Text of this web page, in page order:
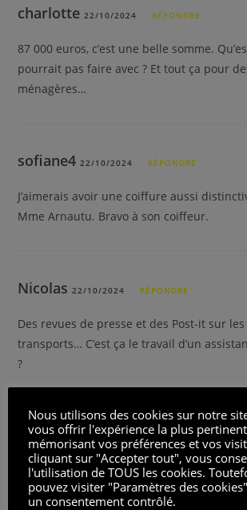
charlotte22/10/2024 RÉPONDRE
87 000 euros, c’est une belle somme.
pourrait pas faire avec ? Et tout ça pour
ménagères…
sofiane422/10/2024 RÉPONDRE
J’aimerais avoir une coiffure aussi
Mme Arnautu. Bravo à son coiffeur.
Nicolas22/10/2024 RÉPONDRE
Des revues de presse et des Post-it sur
transports… C’est ça le travail d’un
?
samia822/10/2024 RÉPONDRE
Est-ce que cette histoire est vraie? C’est
Nous utilisons des cookies sur notre
vous offrir l'expérience la plus
mémorisant vos préférences et vos
cliquant sur "Accepter tout", vous
l'utilisation de TOUS les cookies.
pouvez visiter "Paramètres des
un consentement contrôlé.